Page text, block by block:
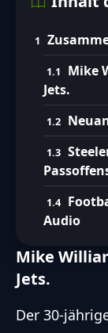
Mike
Jets.
Audio
Mike
Jets.
Der 30-